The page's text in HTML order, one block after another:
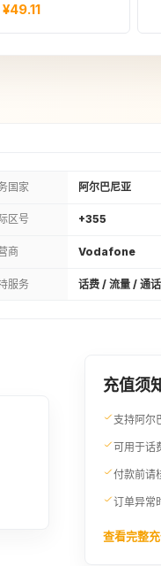
¥49.11
国家 阿尔巴尼亚
区号 +355
商 Vodafone
服务 话费 / 流量 / 通话
充值须
支持阿尔
可用于话
付款前请
订单异常
查看完整